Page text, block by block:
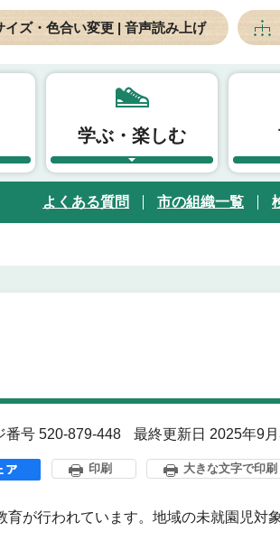
イズ・色合い変更 | 音声読み上げ
学ぶ・楽しむ
よくある質問 市の組織一覧
番号 520-879-448 最終更新日 2025年9月
印刷 大きな文字で印刷
が行われています。地域の未就園児対象